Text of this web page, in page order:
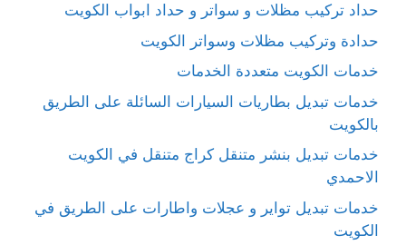
حداد تركيب مظلات و سواتر و حداد ابواب الكويت
حدادة وتركيب مظلات وسواتر الكويت
خدمات الكويت متعددة الخدمات
خدمات تبديل بطاريات السيارات السائلة على الطريق
بالكويت
خدمات تبديل بنشر متنقل كراج متنقل في الكويت
الاحمدي
خدمات تبديل تواير و عجلات واطارات على الطريق في
الكويت